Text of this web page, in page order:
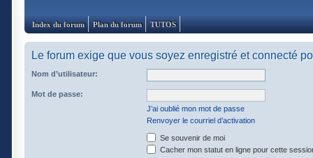
Index du forum Plan du forum TUTOS
Le forum exige que vous soyez enregistré et connecté
Nom d’utilisateur:
Mot de passe:
J’ai oublié mon mot de passe
Renvoyer le courriel d’activation
Se souvenir de moi
Cacher mon statut en ligne pour cette